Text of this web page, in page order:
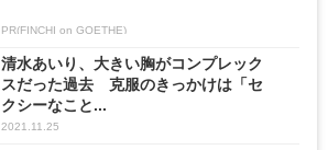
PR(FINCHI on GOETHE)
清水あいり、大きい胸がコンプレック
スだった過去 克服のきっかけは「セ
クシーなこと...
2021.11.25